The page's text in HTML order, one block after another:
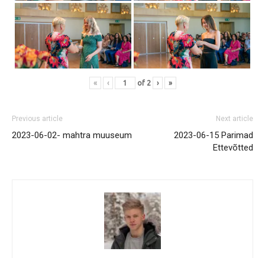
« ‹ of 2 › »
Previous article
2023-06-02- mahtra muuseum
Next article
2023-06-15 Parimad
Ettevõtted